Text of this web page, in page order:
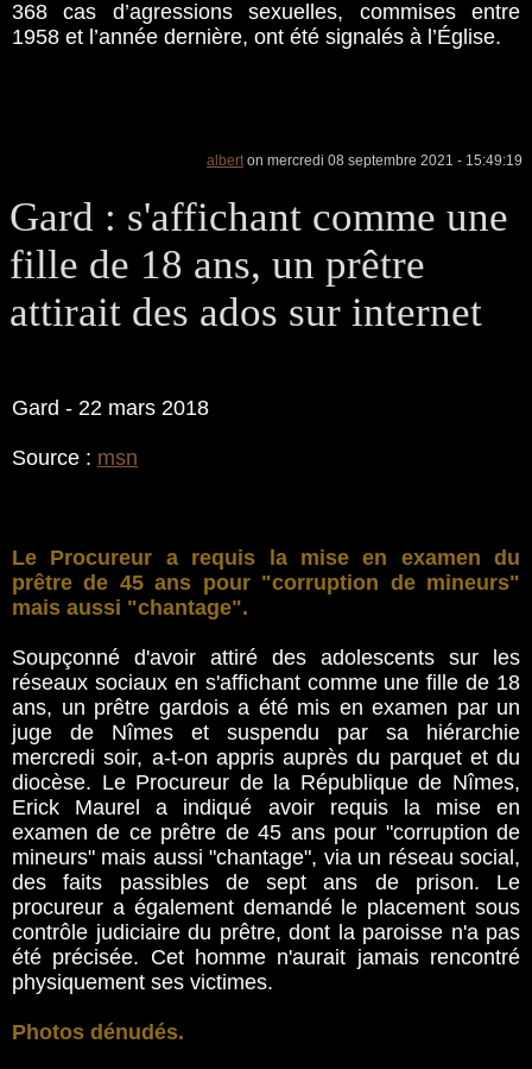
368 cas d’agressions sexuelles, commises entre
1958 et l’année dernière, ont été signalés à l’Église.
alberton mercredi 08 septembre 2021 - 15:49:19
Gard : s'affichant comme une
fille de 18 ans, un prêtre
attirait des ados sur internet
Gard - 22 mars 2018
Source : msn
Le Procureur a requis la mise en examen du
prêtre de 45 ans pour "corruption de mineurs"
mais aussi "chantage".
Soupçonné d'avoir attiré des adolescents sur les
réseaux sociaux en s'affichant comme une fille de 18
ans, un prêtre gardois a été mis en examen par un
juge de Nîmes et suspendu par sa hiérarchie
mercredi soir, a-t-on appris auprès du parquet et du
diocèse. Le Procureur de la République de Nîmes,
Erick Maurel a indiqué avoir requis la mise en
examen de ce prêtre de 45 ans pour "corruption de
mineurs" mais aussi "chantage", via un réseau social,
des faits passibles de sept ans de prison. Le
procureur a également demandé le placement sous
contrôle judiciaire du prêtre, dont la paroisse n'a pas
été précisée. Cet homme n'aurait jamais rencontré
physiquement ses victimes.
Photos dénudés.